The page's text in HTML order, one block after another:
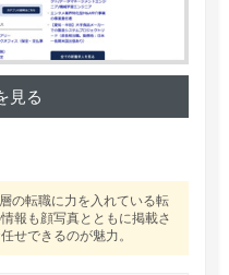
見る
の転職に力を入れている転
報も顔写真とともに掲載さ
せできるのが魅力。